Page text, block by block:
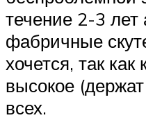
течение 2-3
фабричные
хочется, так как
высокое
всех.